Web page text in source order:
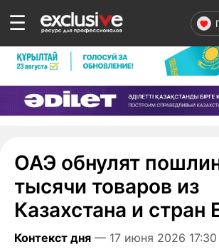
☰
ОАЭ обнулят
тысячи товаров из
Казахстана и стран
Контекст дня — 17 июня 2026 17:30